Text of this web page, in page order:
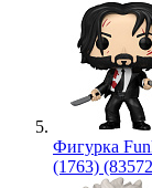
Фигурка
(1763)